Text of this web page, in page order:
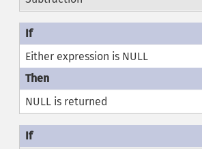
Either expression is NULL
NULL is returned